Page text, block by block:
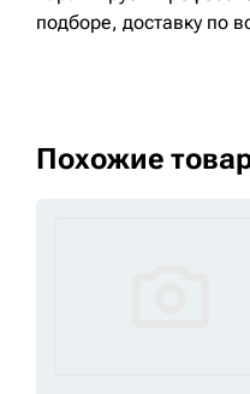
подборе, доставку по
Похожие